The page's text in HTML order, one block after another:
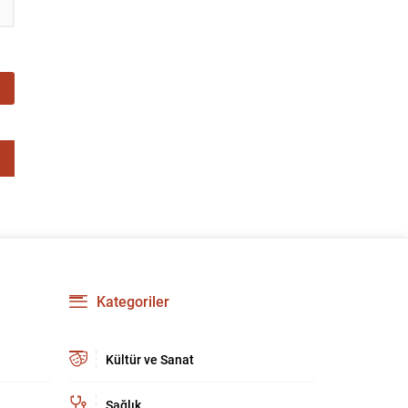
Kategoriler
Kültür ve Sanat